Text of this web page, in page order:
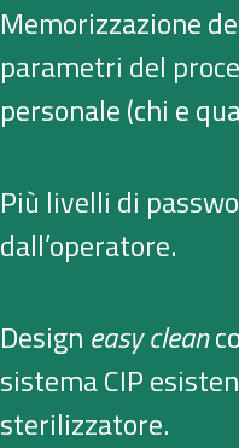
Memorizzazione
parametri del
personale (chi e
Più livelli di
dall’operatore.
Design easy clean
sistema CIP
sterilizzatore.